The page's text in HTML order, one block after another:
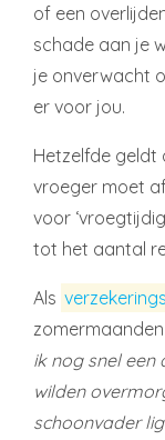
of een
schade aan je
je onverwacht
er voor jou.
Hetzelfde geldt
vroeger moet
voor
tot het aantal
Als
ik nog snel een
wilden
schoonvader